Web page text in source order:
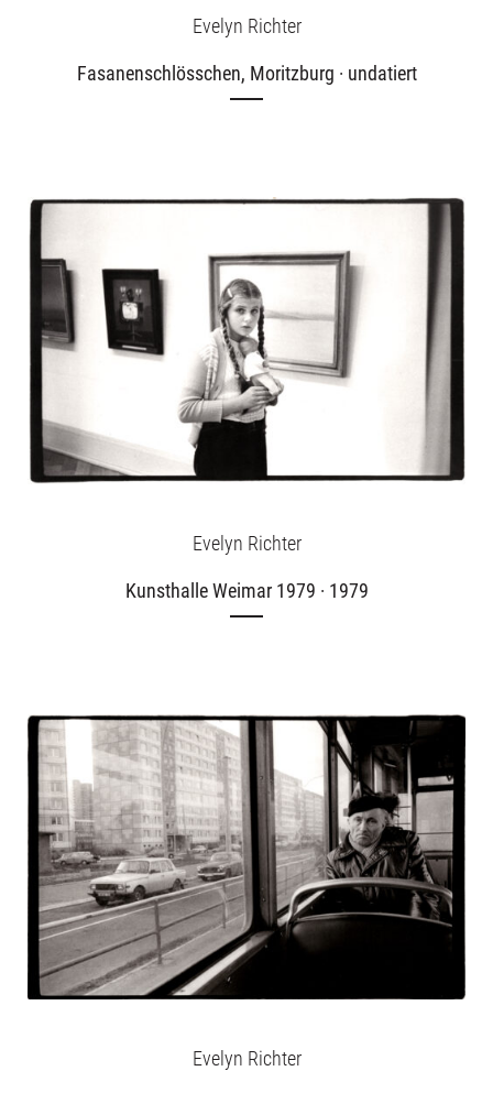
Ausstellungen
Unsere Angebote
Aktuelles
Publikationen
Evelyn Richter
Fasanenschlösschen, Moritzburg · undatiert
Evelyn Richter
Kunsthalle Weimar 1979 · 1979
Evelyn Richter